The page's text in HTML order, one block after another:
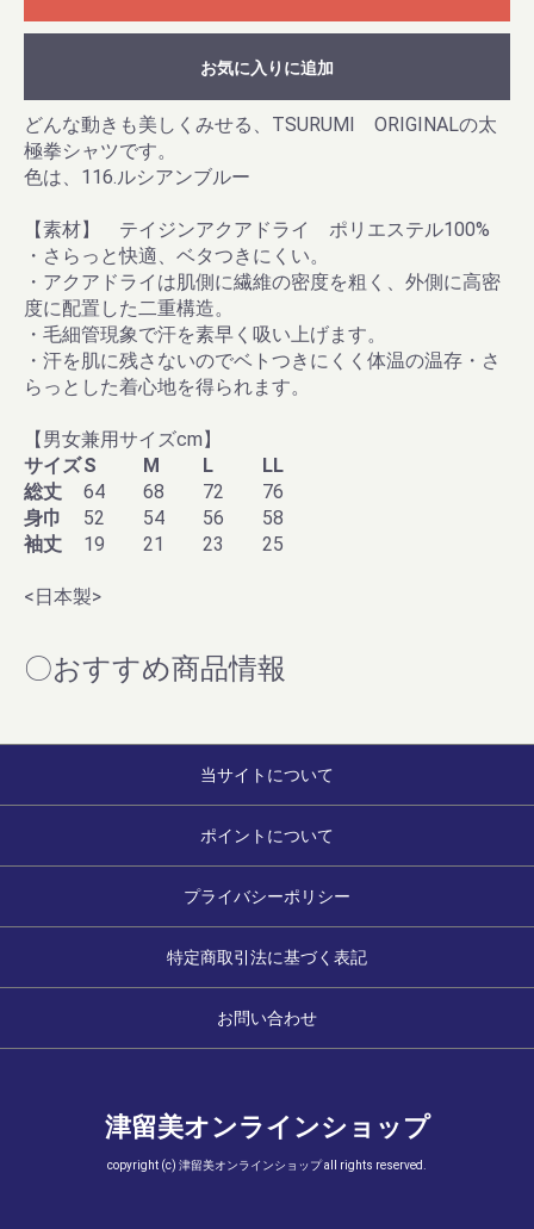
お気に入りに追加
どんな動きも美しくみせる、TSURUMI ORIGINALの太
極拳シャツです。
色は、116.ルシアンブルー
【素材】
テイジンアクアドライ ポリエステル100%
・さらっと快適、ベタつきにくい。
・アクアドライは肌側に繊維の密度を粗く、外側に高密
度に配置した二重構造。
・毛細管現象で汗を素早く吸い上げます。
・汗を肌に残さないのでベトつきにくく体温の温存・さ
らっとした着心地を得られます。
【男女兼用サイズcm】
サイズS M L
LL
総丈
64 68 72
76
身巾
52 54 56
58
袖丈
19 21 23 25
<日本製>
〇おすすめ商品情報
当サイトについて
ポイントについて
プライバシーポリシー
特定商取引法に基づく表記
お問い合わせ
津留美オンラインショップ
copyright (c) 津留美オンラインショップ all rights reserved.